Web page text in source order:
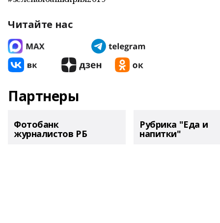
Читайте нас
Партнеры
Фотобанк
журналистов РБ
Рубрика "Еда и
напитки"